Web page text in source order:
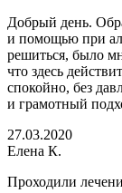
Добрый день.
и помощью при
решиться, было
что здесь
спокойно, без
и грамотный
27.03.2020
Елена К.
Проходили